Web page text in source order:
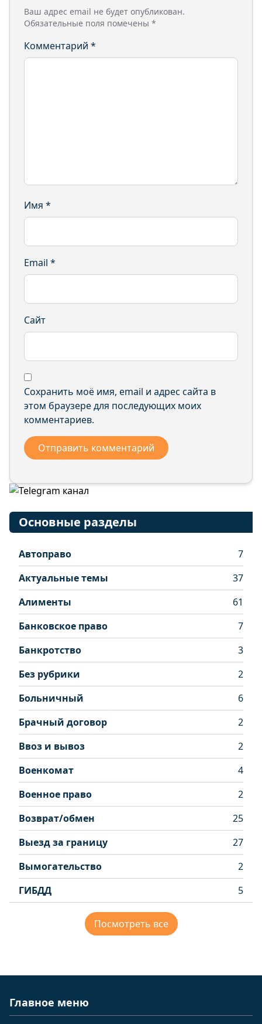
Ваш адрес email не будет опубликован.
Обязательные поля помечены *
Комментарий *
Имя *
Email *
Сайт
Сохранить моё имя, email и адрес сайта в
этом браузере для последующих моих
комментариев.
Основные разделы
Автоправо
7
Актуальные темы
37
Алименты
61
Банковское право
7
Банкротство
3
Без рубрики
2
Больничный
6
Брачный договор
2
Ввоз и вывоз
2
Военкомат
4
Военное право
2
Возврат/обмен
25
Выезд за границу
27
Вымогательство
2
ГИБДД
5
Посмотреть все
Главное меню